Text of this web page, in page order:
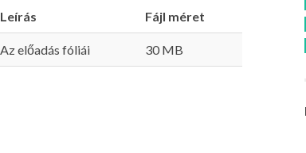
Leírás Fájl méret
Az előadás fóliái 30 MB